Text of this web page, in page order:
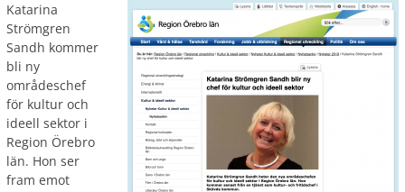
Katarina
Strömgren
Sandh kommer
bli ny
områdeschef
för kultur och
ideell sektor i
Region Örebro
län. Hon ser
fram emot